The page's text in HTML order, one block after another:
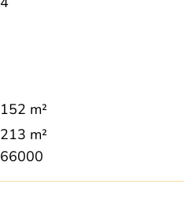
152 m²
213 m²
66000